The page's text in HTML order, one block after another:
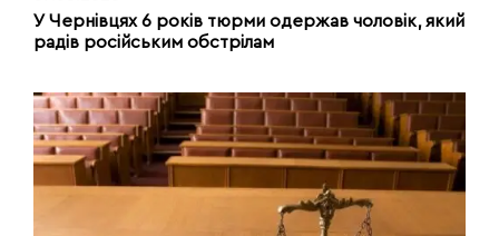
У Чернівцях 6 років тюрми одержав чоловік, який
радів російським обстрілам